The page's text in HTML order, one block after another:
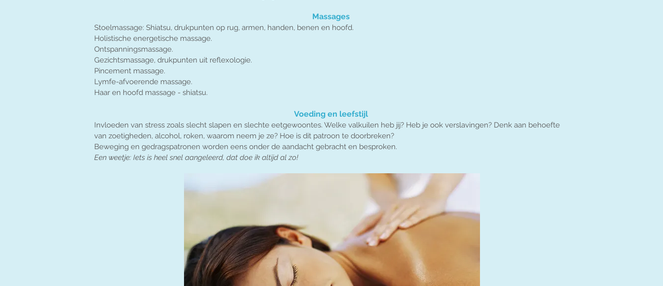
Massages
Stoelmassage: Shiatsu, drukpunten op rug, armen, handen, benen en hoofd.
Holistische energetische massage.
Ontspanningsmassage.
Gezichtsmassage, drukpunten uit reflexologie.
Pincement massage.
Lymfe-afvoerende massage.
Haar en hoofd massage - shiatsu.
Voeding en leefstijl
Invloeden van stress zoals slecht slapen en slechte eetgewoontes. Welke valkuilen heb jij? Heb je ook verslavingen? Denk aan behoefte
van zoetigheden, alcohol, roken, waarom neem je ze? Hoe is dit patroon te doorbreken?
Beweging en gedragspatronen worden eens onder de aandacht gebracht en besproken.
Een weetje: Iets is heel snel aangeleerd, dat doe ik altijd al zo!